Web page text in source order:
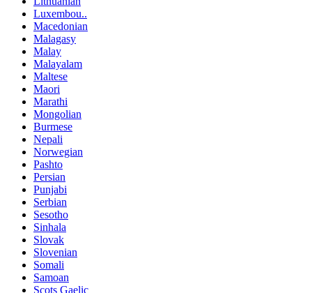
Luxembou..
Macedonian
Malagasy
Malay
Malayalam
Maltese
Maori
Marathi
Mongolian
Burmese
Nepali
Norwegian
Pashto
Persian
Punjabi
Serbian
Sesotho
Sinhala
Slovak
Slovenian
Somali
Samoan
Scots Gaelic